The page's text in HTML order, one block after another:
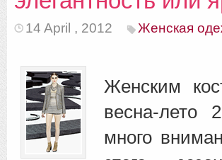
14 April , 2012 Женская
Женским
весна-лето
много